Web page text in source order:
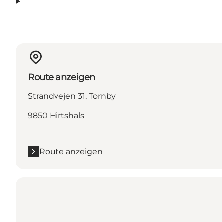
Route anzeigen
Strandvejen 31, Tornby
9850 Hirtshals
Route anzeigen